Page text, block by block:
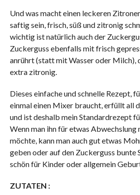
Und was macht einen leckeren
saftig sein, frisch, süß und zitronig
wichtig ist natürlich auch der
Zuckerguss ebenfalls mit frisch
anrührt (statt mit Wasser oder Milch),
extra zitronig.
Dieses einfache und schnelle Rezept,
einmal einen Mixer braucht, erfüllt all
und ist deshalb mein Standardrezept
Wenn man ihn für etwas Abwechslung
möchte, kann man auch gut etwas
geben oder auf den Zuckerguss bunte
schön für Kinder oder allgemein
ZUTATEN :